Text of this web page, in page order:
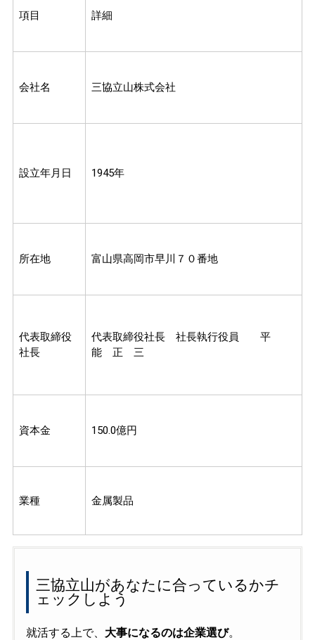
項目 詳細
会社名 三協立山株式会社
設立年月日 1945年
所在地 富山県高岡市早川７０番地
代表取締役
社長
代表取締役社長 社長執行役員 平
能 正 三
資本金 150.0億円
業種 金属製品
三協立山があなたに合っているかチ
ェックしよう
就活する上で、 大事になるのは企業選び。